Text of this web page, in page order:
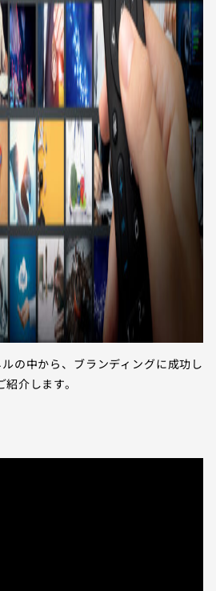
の中から、ブランディングに成功し
介します。